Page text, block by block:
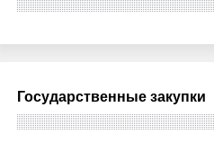
Государственные закупки